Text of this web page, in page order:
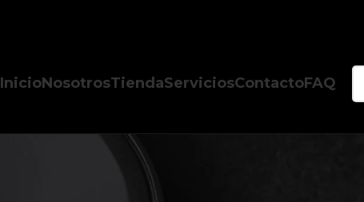
InicioNosotrosTiendaServiciosContactoFAQ